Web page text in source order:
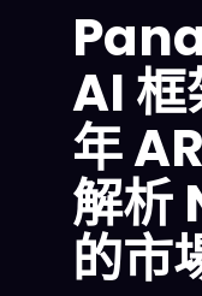
AI
年
解析
的市